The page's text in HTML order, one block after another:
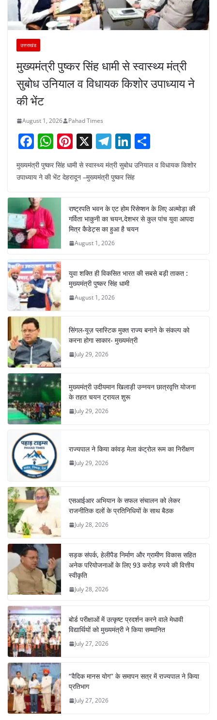
उत्तराखंड
मुख्यमंत्री पुष्कर सिंह धामी से स्वास्थ्य मंत्री
सुबोध उनियाल व विधायक किशोर उपाध्याय ने
की भेंट
August 1, 2026 Pahad Times
F
a
c
b
o
o
k
W
h
at
A
p
p
Pi
nt
er
e
st
X T
el
e
gr
a
m
Li
n
k
dI
n
ar
मुख्यमंत्री पुष्कर सिंह धामी से स्वास्थ्य मंत्री सुबोध उनियाल व विधायक किशोर
उपाध्याय ने की भेंट देहरादून –मुख्यमंत्री पुष्कर सिंह
राष्ट्रपति भवन के एट होम रिसेप्शन के लिए अल्मोड़ा की
गर्विता भाकुनी का चयन,देशभर से कुल पांच युवा आपदा
मित्र कैडेट्स का हुआ है चयन
August 1, 2026
युवा शक्ति ही विकसित भारत की सबसे बड़ी ताकत :
मुख्यमंत्री पुष्कर सिंह धामी
August 1, 2026
सिंगल-यूज़ प्लास्टिक मुक्त राज्य बनाने के संकल्प को
करना होगा साकार- मुख्यमंत्री
July 29, 2026
मुख्यमंत्री उदीयमान खिलाड़ी उन्नयन छात्रवृत्ति योजना
के तहत चयन ट्रायल शुरू
July 29, 2026
राज्यपाल ने किया कांवड़ मेला कंट्रोल रूम का निरीक्षण
July 29, 2026
एसआईआर अभियान के सफल संचालन को लेकर
राजनीतिक दलों के प्रतिनिधियों के साथ बैठक
July 28, 2026
सड़क संपर्क, हेलीपैड निर्माण और ग्रामीण विकास सहित
अनेक परियोजनाओं के लिए 93 करोड़ रुपये की वित्तीय
स्वीकृति
July 28, 2026
बोर्ड परीक्षाओं में उत्कृष्ट प्रदर्शन करने वाले मेधावी
विद्यार्थियों को मुख्यमंत्री ने किया सम्मानित
July 27, 2026
‘‘वैदिक मानस योग’’ के समापन सत्र में राज्यपाल ने किया
प्रतिभाग
July 27, 2026